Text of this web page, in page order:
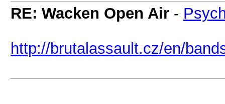
RE: Wacken Open Air -
http://brutalassault.cz/en/